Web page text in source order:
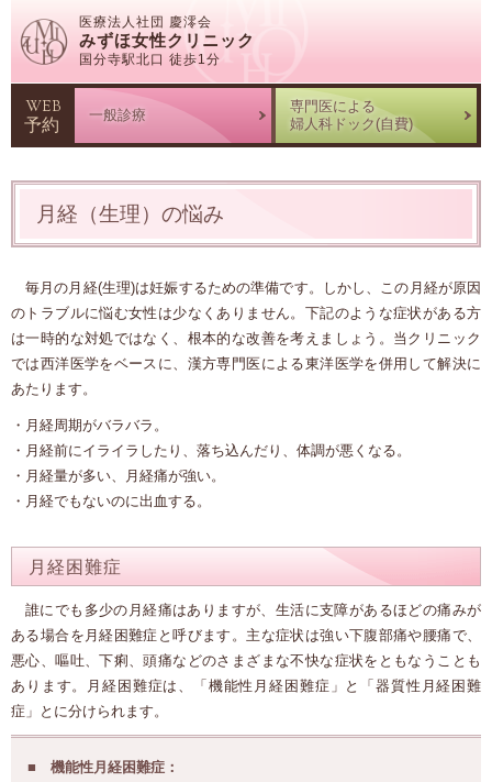
医療法人社団 慶澪会
みずほ女性クリニック
国分寺駅北口 徒歩1分
WEB
予約 一般診療
専門医による
婦人科ドック(自費)
月経（生理）の悩み
毎月の月経(生理)は妊娠するための準備です。しかし、この月経が原因
のトラブルに悩む女性は少なくありません。下記のような症状がある方
は一時的な対処ではなく、根本的な改善を考えましょう。当クリニック
では西洋医学をベースに、漢方専門医による東洋医学を併用して解決に
あたります。
・月経周期がバラバラ。
・月経前にイライラしたり、落ち込んだり、体調が悪くなる。
・月経量が多い、月経痛が強い。
・月経でもないのに出血する。
月経困難症
誰にでも多少の月経痛はありますが、生活に支障があるほどの痛みが
ある場合を月経困難症と呼びます。主な症状は強い下腹部痛や腰痛で、
悪心、嘔吐、下痢、頭痛などのさまざまな不快な症状をともなうことも
あります。月経困難症は、「機能性月経困難症」と「器質性月経困難
症」とに分けられます。
機能性月経困難症：